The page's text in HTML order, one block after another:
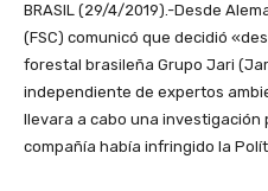
BRASIL (29/4/2019).-Desde
(FSC) comunicó que decidió
forestal brasileña Grupo Jari
independiente de expertos
llevara a cabo una investigación
compañía había infringido la